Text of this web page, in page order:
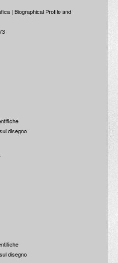
| Biographical Profile and
disegno
disegno